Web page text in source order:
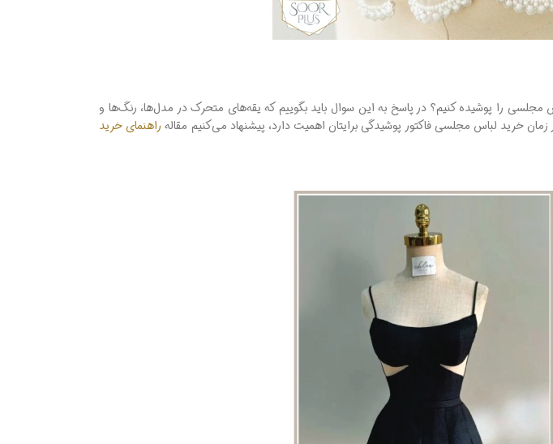
مجلسی را پوشیده کنیم؟ در پاسخ به این سوال باید بگوییم که یقه‌های متحرک در مدل‌ها، رنگ‌ها و
خرید لباس مجلسی فاکتور پوشیدگی برایتان اهمیت دارد، پیشنهاد می‌کنیم مقاله راهنمای خرید